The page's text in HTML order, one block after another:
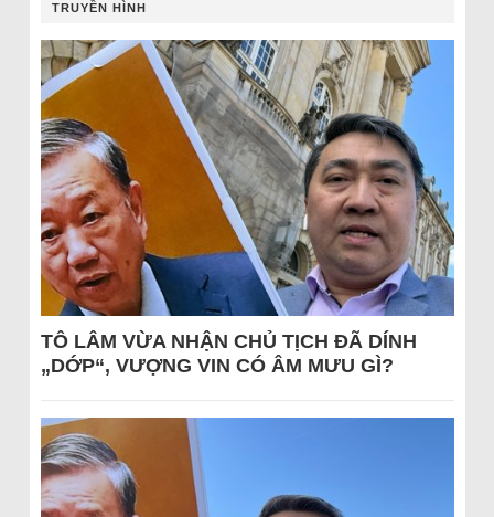
TRUYỀN HÌNH
TÔ LÂM VỪA NHẬN CHỦ TỊCH ĐÃ DÍNH
„DỚP“, VƯỢNG VIN CÓ ÂM MƯU GÌ?